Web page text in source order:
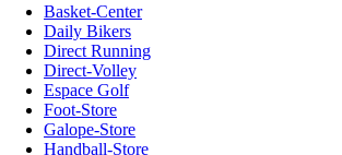
Basket-Center
Daily Bikers
Direct Running
Direct-Volley
Espace Golf
Foot-Store
Galope-Store
Handball-Store